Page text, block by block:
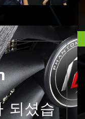
되셨습